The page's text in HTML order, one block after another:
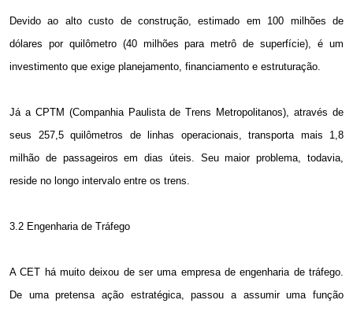
Devido ao alto custo de construção, estimado em 100 milhões de
dólares por quilômetro (40 milhões para metrô de superfície), é um
investimento que exige planejamento, financiamento e estruturação.
Já a CPTM (Companhia Paulista de Trens Metropolitanos), através de
seus 257,5 quilômetros de linhas operacionais, transporta mais 1,8
milhão de passageiros em dias úteis. Seu maior problema, todavia,
reside no longo intervalo entre os trens.
3.2 Engenharia de Tráfego
A CET há muito deixou de ser uma empresa de engenharia de tráfego.
De uma pretensa ação estratégica, passou a assumir uma função